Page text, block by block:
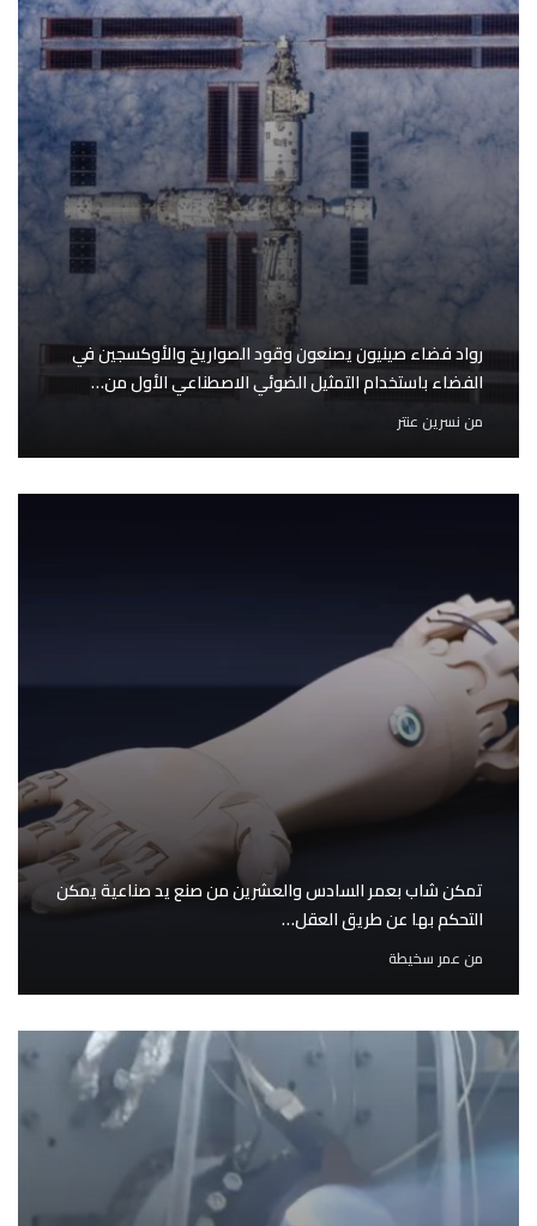
رواد فضاء صينيون يصنعون وقود الصواريخ والأوكسجين في
الفضاء باستخدام التمثيل الضوئي الاصطناعي الأول من…
من نسرين عنتر
تمكن شاب بعمر السادس والعشرين من صنع يد صناعية يمكن
التحكم بها عن طريق العقل…
من عمر سخيطة